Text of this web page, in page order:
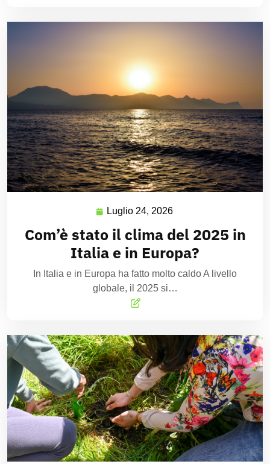
Luglio 24, 2026
Com’è stato il clima del 2025 in
Italia e in Europa?
In Italia e in Europa ha fatto molto caldo A livello
globale, il 2025 si…